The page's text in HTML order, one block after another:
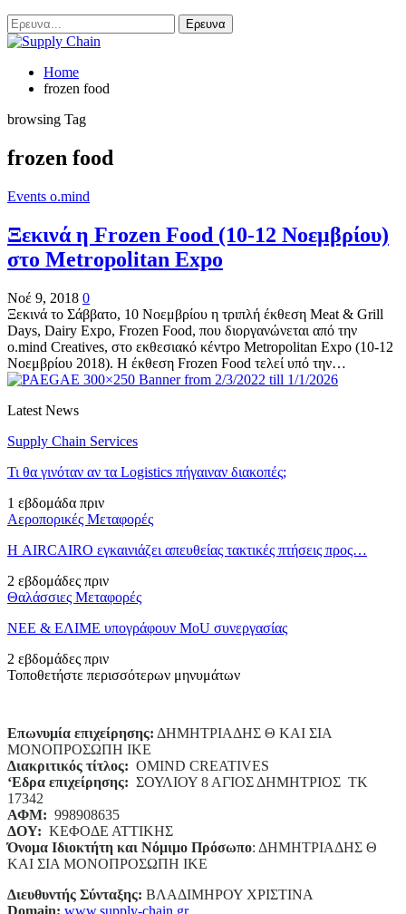
Home
frozen food
browsing Tag
frozen food
Events o.mind
Ξεκινά η Frozen Food (10-12 Νοεμβρίου)
στο Metropolitan Expo
Νοέ 9, 2018 0
Ξεκινά το Σάββατο, 10 Νοεμβρίου η τριπλή έκθεση Meat & Grill
Days, Dairy Expo, Frozen Food, που διοργανώνεται από την
o.mind Creatives, στο εκθεσιακό κέντρο Metropolitan Expo (10-12
Νοεμβρίου 2018). Η έκθεση Frozen Food τελεί υπό την…
Latest News
Supply Chain Services
Τι θα γινόταν αν τα Logistics πήγαιναν διακοπές;
1 εβδομάδα πριν
Αεροπορικές Μεταφορές
Η AIRCAIRO εγκαινιάζει απευθείας τακτικές πτήσεις προς…
2 εβδομάδες πριν
Θαλάσσιες Μεταφορές
ΝΕΕ & ΕΛΙΜΕ υπογράφουν MoU συνεργασίας
2 εβδομάδες πριν
Τοποθετήστε περισσότερων μηνυμάτων
Επωνυμία επιχείρησης: ΔΗΜΗΤΡΙΑΔΗΣ Θ ΚΑΙ ΣΙΑ
ΜΟΝΟΠΡΟΣΩΠΗ ΙΚΕ
Διακριτικός τίτλος: ΟΜΙΝD CREATIVES
‘Eδρα επιχείρησης: ΣΟΥΛΙΟΥ 8 ΑΓΙΟΣ ΔΗΜΗΤΡΙΟΣ ΤΚ
17342
ΑΦΜ: 998908635
ΔΟΥ: ΚΕΦΟΔΕ ΑΤΤΙΚΗΣ
Όνομα Ιδιοκτήτη και Νόμιμο Πρόσωπο: ΔΗΜΗΤΡΙΑΔΗΣ Θ
ΚΑΙ ΣΙΑ ΜΟΝΟΠΡΟΣΩΠΗ ΙΚΕ
Διευθυντής Σύνταξης: ΒΛΑΔΙΜΗΡΟΥ ΧΡΙΣΤΙΝΑ
Domain: www.supply-chain.gr